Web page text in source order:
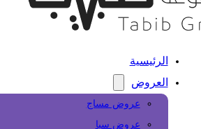
الرئيسية
العروض
عروض مساج
عروض سبا